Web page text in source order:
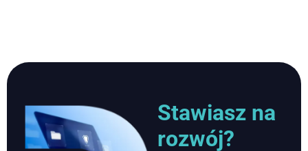
Stawiasz na
rozwój?